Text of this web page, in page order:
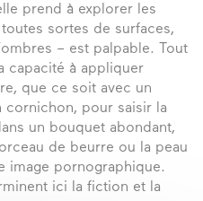
prend à explorer les
sortes de surfaces,
– est palpable. Tout
capacité à appliquer
que ce soit avec un
cornichon, pour saisir la
un bouquet abondant,
de beurre ou la peau
image pornographique.
ici la fiction et la